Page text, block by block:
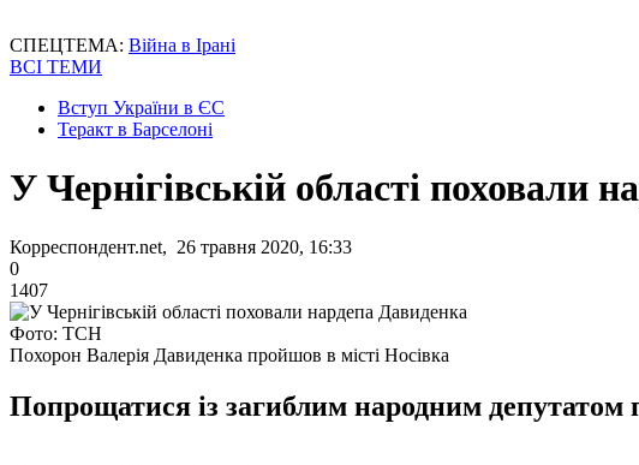
СПЕЦТЕМА: Війна в Ірані
ВСІ ТЕМИ
Вступ України в ЄС
Теракт в Барселоні
У Чернігівській області поховали
Корреспондент.net, 26 травня 2020, 16:33
0
1407
Фото: ТСН
Похорон Валерія Давиденка пройшов в місті Носівка
Попрощатися із загиблим народним депутатом